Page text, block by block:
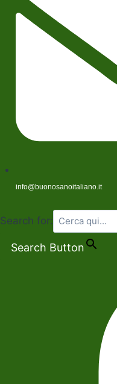
info@buonosanoitaliano.it
Search for:
Search Button